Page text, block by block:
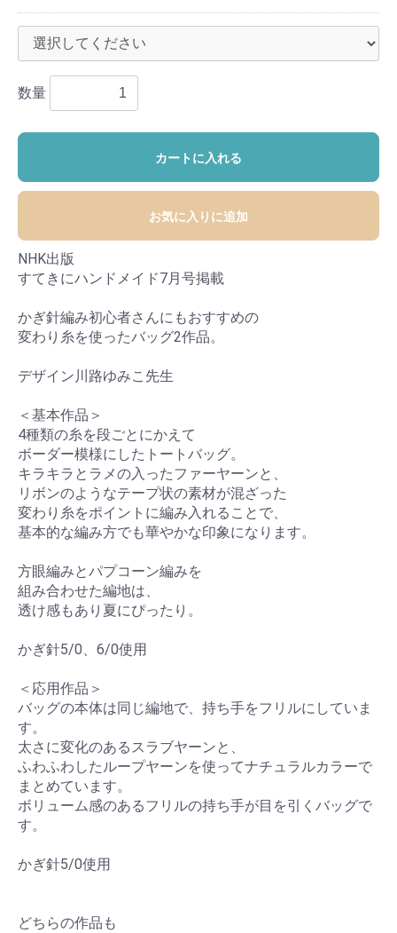
数量
カートに入れる
お気に入りに追加
NHK出版
すてきにハンドメイド7月号掲載
かぎ針編み初心者さんにもおすすめの
変わり糸を使ったバッグ2作品。
デザイン川路ゆみこ先生
＜基本作品＞
4種類の糸を段ごとにかえて
ボーダー模様にしたトートバッグ。
キラキラとラメの入ったファーヤーンと、
リボンのようなテープ状の素材が混ざった
変わり糸をポイントに編み入れることで、
基本的な編み方でも華やかな印象になります。
方眼編みとパプコーン編みを
組み合わせた編地は、
透け感もあり夏にぴったり。
かぎ針5/0、6/0使用
＜応用作品＞
バッグの本体は同じ編地で、持ち手をフリルにしていま
す。
太さに変化のあるスラブヤーンと、
ふわふわしたループヤーンを使ってナチュラルカラーで
まとめています。
ボリューム感のあるフリルの持ち手が目を引くバッグで
す。
かぎ針5/0使用
どちらの作品も